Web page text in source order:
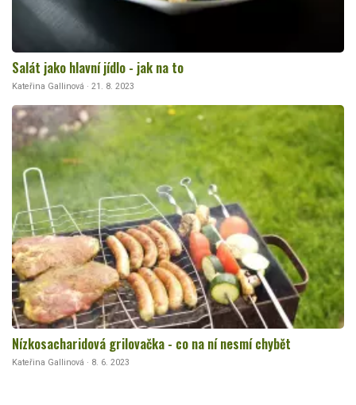
Salát jako hlavní jídlo - jak na to
Kateřina Gallinová · 21. 8. 2023
Nízkosacharidová grilovačka - co na ní nesmí chybět
Kateřina Gallinová · 8. 6. 2023